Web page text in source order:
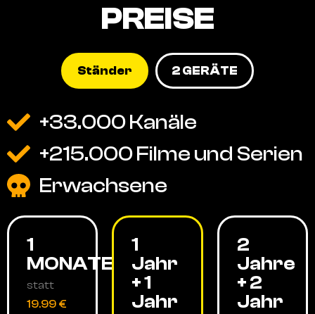
PREISE
Ständer 2 GERÄTE
+33.000 Kanäle
+215.000 Filme und Serien
Erwachsene
1
MONATE
statt
19.99 €
1
Jahr
+ 1
Jahr
2
Jahre
+ 2
Jahr